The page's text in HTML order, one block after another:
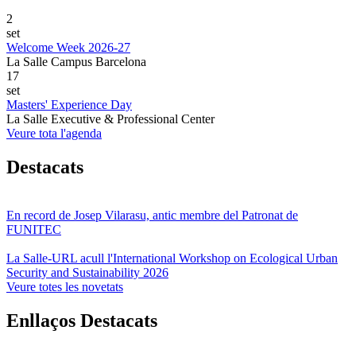
2
set
Welcome Week 2026-27
La Salle Campus Barcelona
17
set
Masters' Experience Day
La Salle Executive & Professional Center
Veure tota l'agenda
Destacats
En record de Josep Vilarasu, antic membre del Patronat de
FUNITEC
La Salle-URL acull l'International Workshop on Ecological Urban
Security and Sustainability 2026
Veure totes les novetats
Enllaços Destacats